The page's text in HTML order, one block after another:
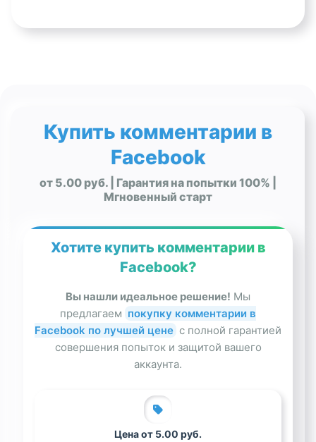
Купить комментарии в
Facebook
от 5.00 руб. | Гарантия на попытки 100% |
Мгновенный старт
Хотите купить комментарии в
Facebook?
Вы нашли идеальное решение! Мы
предлагаем покупку комментарии в
Facebook по лучшей цене с полной гарантией
совершения попыток и защитой вашего
аккаунта.
Цена от 5.00 руб.